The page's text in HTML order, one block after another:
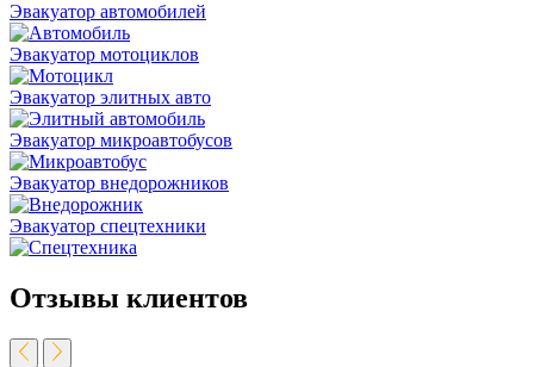
Эвакуатор автомобилей
Эвакуатор мотоциклов
Эвакуатор элитных авто
Эвакуатор микроавтобусов
Эвакуатор внедорожников
Эвакуатор спецтехники
Отзывы клиентов